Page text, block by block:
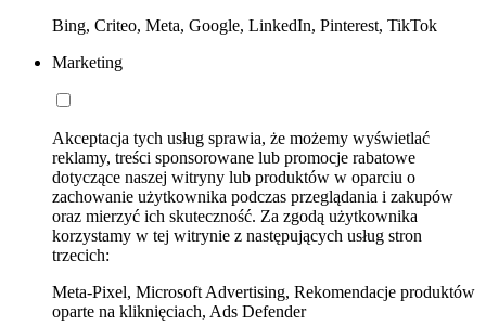
Bing, Criteo, Meta, Google, LinkedIn, Pinterest, TikTok
Marketing
Akceptacja tych usług sprawia, że możemy wyświetlać
reklamy, treści sponsorowane lub promocje rabatowe
dotyczące naszej witryny lub produktów w oparciu o
zachowanie użytkownika podczas przeglądania i zakupów
oraz mierzyć ich skuteczność. Za zgodą użytkownika
korzystamy w tej witrynie z następujących usług stron
trzecich:
Meta-Pixel, Microsoft Advertising, Rekomendacje produktów
oparte na kliknięciach, Ads Defender